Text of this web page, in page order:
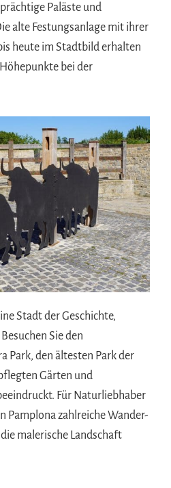
Paläste und
alte Festungsanlage mit ihrer
heute im Stadtbild erhalten
bei der
Stadt der Geschichte,
Sie den
Park, den ältesten Park der
Gärten und
Für Naturliebhaber
Pamplona zahlreiche Wander-
malerische Landschaft